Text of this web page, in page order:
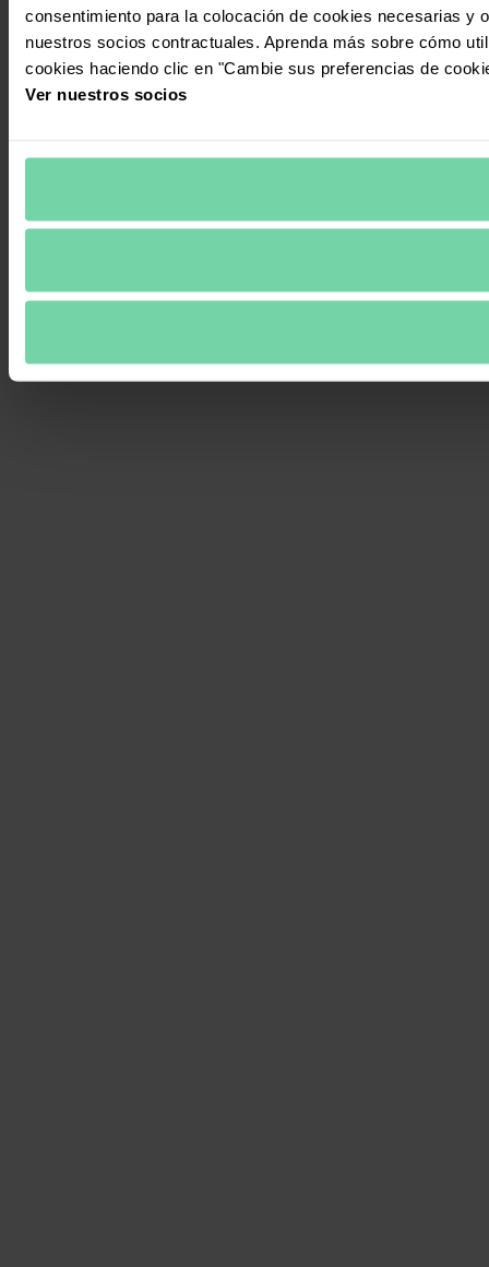
consentimiento para la colocación de cookies necesarias
nuestros socios contractuales. Aprenda más sobre cómo
cookies haciendo clic en "Cambie sus preferencias de
Ver nuestros socios